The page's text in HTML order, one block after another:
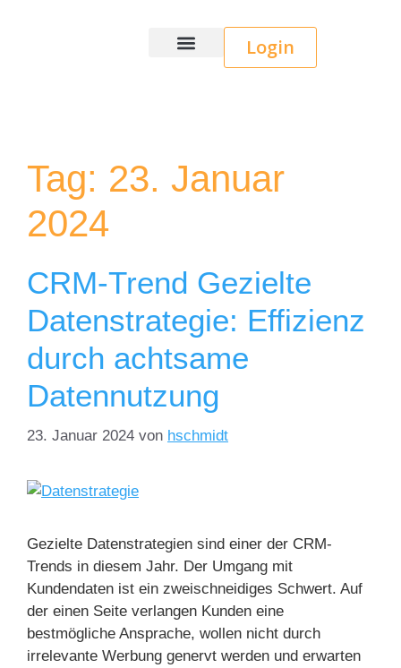
Login
Tag: 23. Januar
2024
CRM-Trend Gezielte
Datenstrategie: Effizienz
durch achtsame
Datennutzung
23. Januar 2024 von hschmidt
Gezielte Datenstrategien sind einer der CRM-
Trends in diesem Jahr. Der Umgang mit
Kundendaten ist ein zweischneidiges Schwert. Auf
der einen Seite verlangen Kunden eine
bestmögliche Ansprache, wollen nicht durch
irrelevante Werbung genervt werden und erwarten